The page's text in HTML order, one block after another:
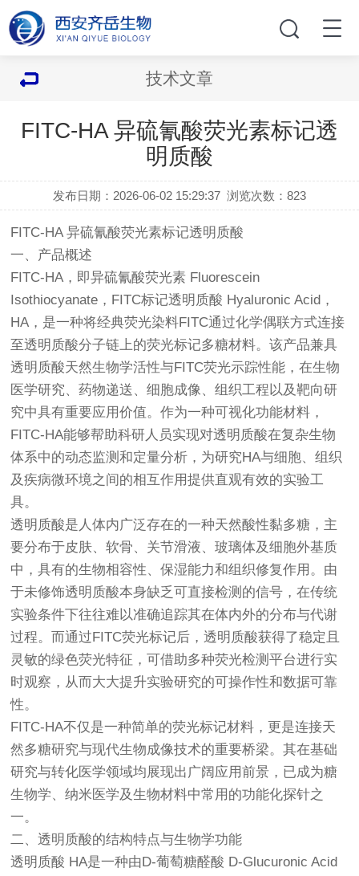
技术文章
FITC-HA 异硫氰酸荧光素标记透
明质酸
发布日期：2026-06-02 15:29:37 浏览次数：823
FITC-HA 异硫氰酸荧光素标记透明质酸
一、产品概述
FITC-HA，即异硫氰酸荧光素 Fluorescein
Isothiocyanate，FITC标记透明质酸 Hyaluronic Acid，
HA，是一种将经典荧光染料FITC通过化学偶联方式连接
至透明质酸分子链上的荧光标记多糖材料。该产品兼具
透明质酸天然生物学活性与FITC荧光示踪性能，在生物
医学研究、药物递送、细胞成像、组织工程以及靶向研
究中具有重要应用价值。作为一种可视化功能材料，
FITC-HA能够帮助科研人员实现对透明质酸在复杂生物
体系中的动态监测和定量分析，为研究HA与细胞、组织
及疾病微环境之间的相互作用提供直观有效的实验工
具。
透明质酸是人体内广泛存在的一种天然酸性黏多糖，主
要分布于皮肤、软骨、关节滑液、玻璃体及细胞外基质
中，具有的生物相容性、保湿能力和组织修复作用。由
于未修饰透明质酸本身缺乏可直接检测的信号，在传统
实验条件下往往难以准确追踪其在体内外的分布与代谢
过程。而通过FITC荧光标记后，透明质酸获得了稳定且
灵敏的绿色荧光特征，可借助多种荧光检测平台进行实
时观察，从而大大提升实验研究的可操作性和数据可靠
性。
FITC-HA不仅是一种简单的荧光标记材料，更是连接天
然多糖研究与现代生物成像技术的重要桥梁。其在基础
研究与转化医学领域均展现出广阔应用前景，已成为糖
生物学、纳米医学及生物材料中常用的功能化探针之
一。
二、透明质酸的结构特点与生物学功能
透明质酸 HA是一种由D-葡萄糖醛酸 D-Glucuronic Acid